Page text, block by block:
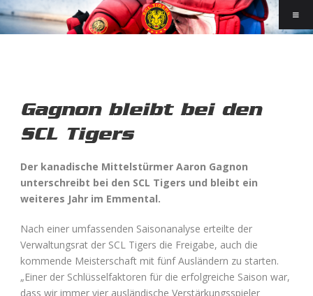
Gagnon bleibt bei den
SCL Tigers
Der kanadische Mittelstürmer Aaron Gagnon
unterschreibt bei den SCL Tigers und bleibt ein
weiteres Jahr im Emmental.
Nach einer umfassenden Saisonanalyse erteilte der
Verwaltungsrat der SCL Tigers die Freigabe, auch die
kommende Meisterschaft mit fünf Ausländern zu starten.
„Einer der Schlüsselfaktoren für die erfolgreiche Saison war,
dass wir immer vier ausländische Verstärkungsspieler